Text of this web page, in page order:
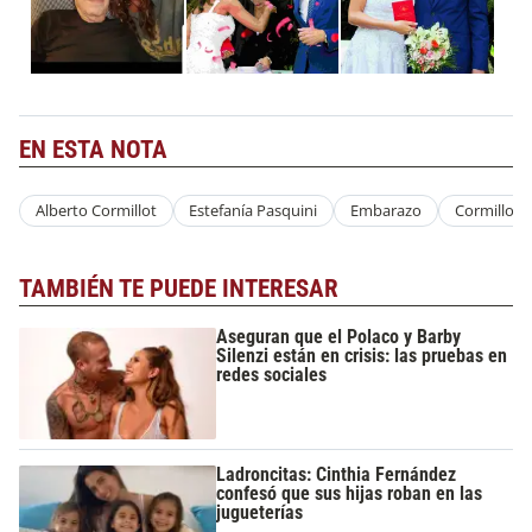
EN ESTA NOTA
Alberto Cormillot Estefanía Pasquini Embarazo Cormillot
TAMBIÉN TE PUEDE INTERESAR
Aseguran que el Polaco y Barby
Silenzi están en crisis: las pruebas en
redes sociales
Ladroncitas: Cinthia Fernández
confesó que sus hijas roban en las
jugueterías